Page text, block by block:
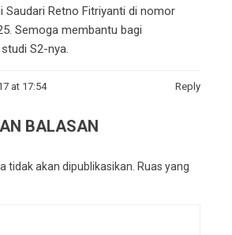
Saudari Retno Fitriyanti di nomor
Semoga membantu bagi
S2-nya.
at 17:54 Reply
BALASAN
tidak akan dipublikasikan. Ruas yang